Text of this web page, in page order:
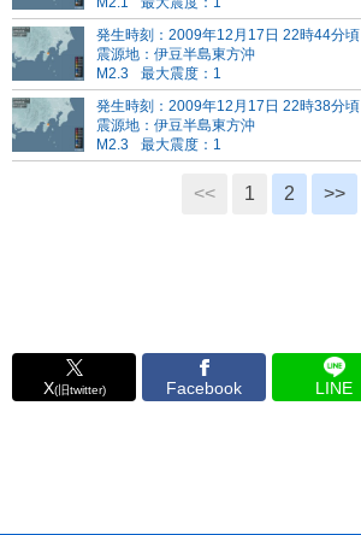
発生時刻：2009年12月17日 22時44分頃
震源地：伊豆半島東方沖
M2.3
最大震度：1
発生時刻：2009年12月17日 22時38分頃
震源地：伊豆半島東方沖
M2.3
最大震度：1
<< 1 2 >>
X(旧twitter) Facebook LINE